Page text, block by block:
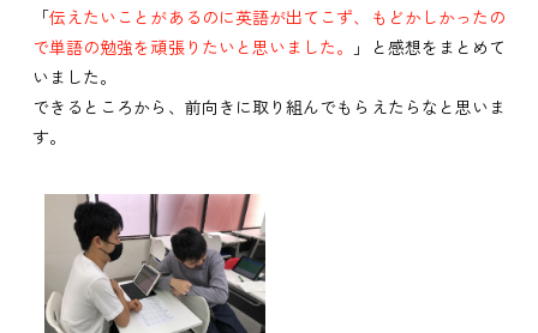
「伝えたいことがあるのに英語が出てこず、もどかしかったの
で単語の勉強を頑張りたいと思いました。
」と感想をまとめて
いました。
できるところから、前向きに取り組んでもらえたらなと思いま
す。